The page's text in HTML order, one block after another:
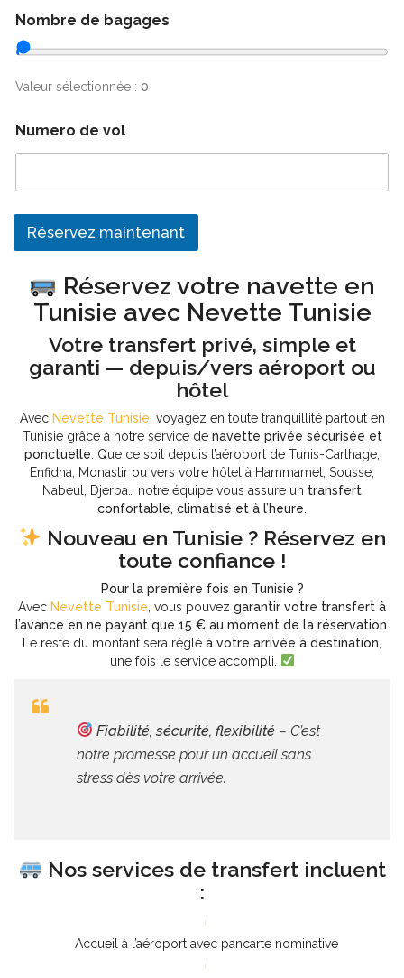
t
s
1
Nombre de bagages
Valeur sélectionnée : 0
Numero de vol
Réservez maintenant
Réservez votre navette en
Tunisie avec Nevette Tunisie
Votre transfert privé, simple et
garanti — depuis/vers aéroport ou
hôtel
Avec Nevette Tunisie , voyagez en toute tranquillité partout en
Tunisie grâce à notre service de navette privée sécurisée et
ponctuelle . Que ce soit depuis l’aéroport de Tunis-Carthage,
Enfidha, Monastir ou vers votre hôtel à Hammamet, Sousse,
Nabeul, Djerba… notre équipe vous assure un transfert
confortable, climatisé et à l’heure
Nouveau en Tunisie ? Réservez en
toute confiance !
Pour la première fois en Tunisie ?
Avec Nevette Tunisie , vous pouvez garantir votre transfert à
l’avance en ne payant que 15 € au moment de la réservation.
Le reste du montant sera réglé à votre arrivée à destination
une fois le service accompli.
Fiabilité, sécurité, flexibilité – C’est
notre promesse pour un accueil sans
stress dès votre arrivée.
Nos services de transfert incluent
:
Accueil à l’aéroport avec pancarte nominative